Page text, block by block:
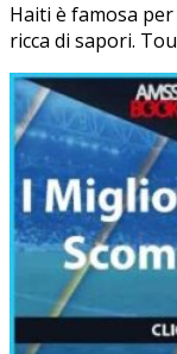
Haiti è famosa
ricca di sapori.